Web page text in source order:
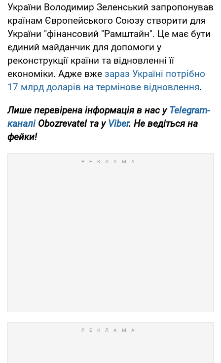
України Володимир Зеленський запропонував
країнам Європейського Союзу створити для
України "фінансовий "Рамштайн". Це має бути
єдиний майданчик для допомоги у
реконструкції країни та відновленні її
економіки. Адже вже зараз Україні потрібно
17 млрд доларів на термінове відновлення.
Лише перевірена інформація в нас уTelegram-
каналіObozrevatel та уViber. Не ведіться на
фейки!